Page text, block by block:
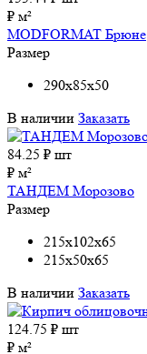
₽ м²
MODFORMAT Брюне
Размер
290x85x50
В наличии Заказать
84.25 ₽ шт
₽ м²
ТАНДЕМ Морозово
Размер
215x102x65
215x50x65
В наличии Заказать
124.75 ₽ шт
₽ м²